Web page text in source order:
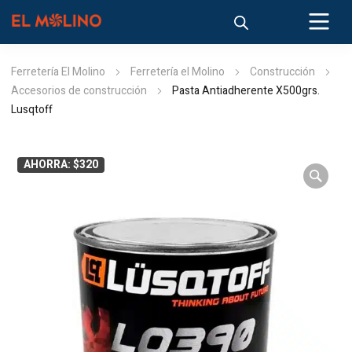
Ferretería El Molino Ferretería el Molino
Construcción
Accesorios de construcción
Pasta Antiadherente X500grs.
Lusqtoff
AHORRA: $320